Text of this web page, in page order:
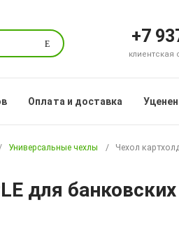
Поиск +7
клиентская
Оплата и доставка
Универсальные чехлы
Чехол
для